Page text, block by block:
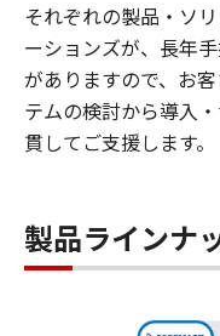
それぞれの製品・ソ
ーションズが、長年
がありますので、お
テムの検討から導入
貫してご支援します。
製品ラインナ